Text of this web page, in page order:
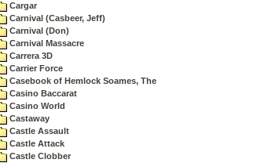
Cargar
Carnival (Casbeer, Jeff)
Carnival (Don)
Carnival Massacre
Carrera 3D
Carrier Force
Casebook of Hemlock Soames, The
Casino Baccarat
Casino World
Castaway
Castle Assault
Castle Attack
Castle Clobber